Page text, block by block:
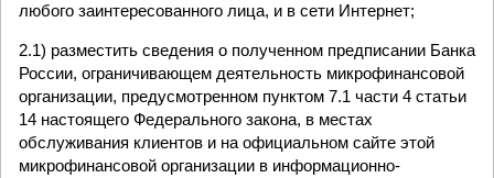
любого заинтересованного лица, и в сети Интернет;
2.1) разместить сведения о полученном предписании Банка
России, ограничивающем деятельность микрофинансовой
организации, предусмотренном пунктом 7.1 части 4 статьи
14 настоящего Федерального закона, в местах
обслуживания клиентов и на официальном сайте этой
микрофинансовой организации в информационно-